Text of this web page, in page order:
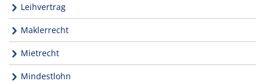
Leihvertrag
Maklerrecht
Mietrecht
Mindestlohn